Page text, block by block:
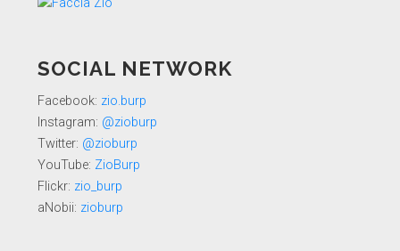
SOCIAL NETWORK
Facebook: zio.burp
Instagram: @zioburp
Twitter: @zioburp
YouTube: ZioBurp
Flickr: zio_burp
aNobii: zioburp